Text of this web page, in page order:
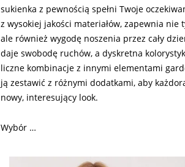
sukienka z pewnością spełni Twoje
z wysokiej jakości materiałów, zapewnia nie
ale również wygodę noszenia przez cały
daje swobodę ruchów, a dyskretna
liczne kombinacje z innymi elementami
ją zestawić z różnymi dodatkami, aby
nowy, interesujący look.
Wybór …